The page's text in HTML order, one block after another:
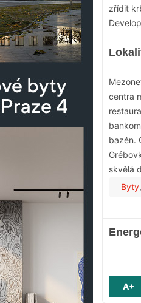
zřídit
centra
bazén.
skvělá
Byty,
A+